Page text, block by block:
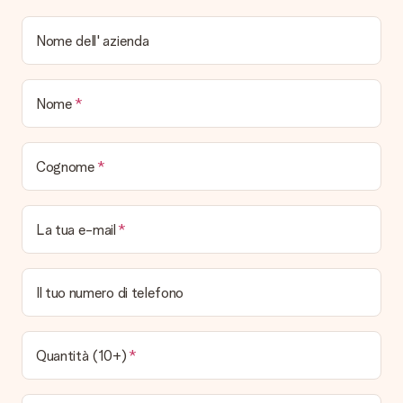
Tutti i regali sono inviati in una colorata confezione regalo. In
questo modo il regalo sarà già pronto per essere consegnato.
continuamente aggiornate e attendibili.
Quali sono i tempi di consegna e quando riceverò il mio
regalo?
I tempi di consegna sono consultabili direttamente sulla pagina
del prodotto desiderato. Le date indicate sono previste in
base ai tempi di consegna indicati dal corriere.
Quali sono le opzioni di consegna disponibili?
sill'opzione da selezionare contatta il nostro servizio clienti.
Pagamento
Nome dell' azienda
Nome
Cognome
La tua e-mail
Il tuo numero di telefono
Quantità (10+)